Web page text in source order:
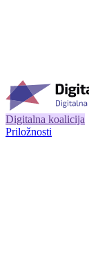
Digitalna koalicija
Priložnosti